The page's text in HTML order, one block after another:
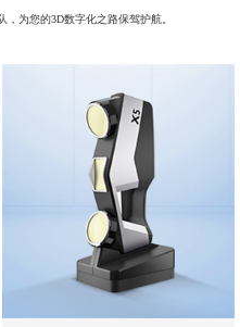
为您的3D数字化之路保驾护航。